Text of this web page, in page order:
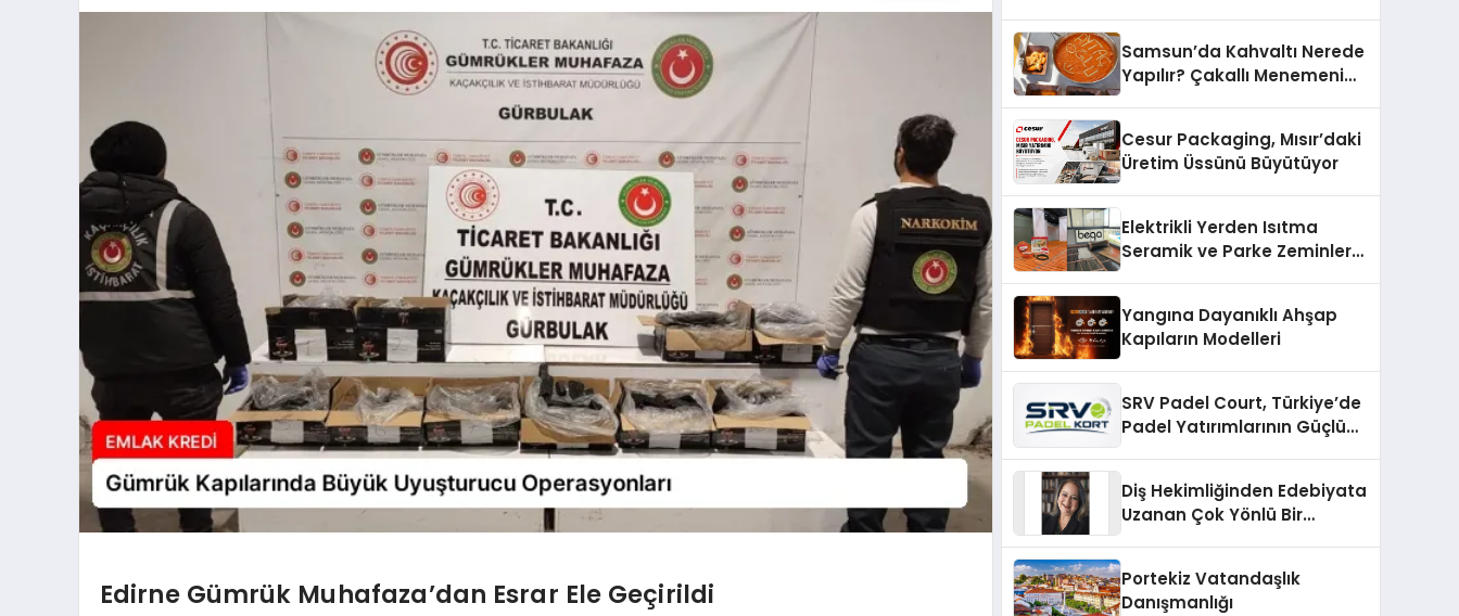
Edirne Gümrük Muhafaza’dan Esrar Ele Geçirildi
şunları kaydetti:
Samsun’da Kahvaltı Nerede
Yapılır? Çakallı Menemeni
Cesur Packaging, Mısır’daki
Üretim Üssünü Büyütüyor
Elektrikli Yerden Isıtma
Seramik ve Parke Zeminler
Yangına Dayanıklı Ahşap
Kapıların Modelleri
SRV Padel Court, Türkiye’de
Padel Yatırımlarının Güçlü
Diş Hekimliğinden Edebiyata
Uzanan Çok Yönlü Bir
Portekiz Vatandaşlık
Danışmanlığı